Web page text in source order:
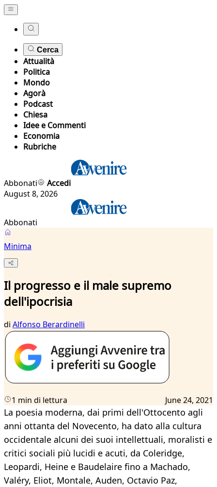
Cerca
Attualità
Politica
Mondo
Agorà
Podcast
Chiesa
Idee e Commenti
Economia
Rubriche
Abbonati
Accedi
August 8, 2026
Abbonati
Minima
Il progresso e il male supremo
dell'ipocrisia
di Alfonso Berardinelli
1 min di lettura June 24, 2021
La poesia moderna, dai primi dell'Ottocento agli
anni ottanta del Novecento, ha dato alla cultura
occidentale alcuni dei suoi intellettuali, moralisti e
critici sociali più lucidi e acuti, da Coleridge,
Leopardi, Heine e Baudelaire fino a Machado,
Valéry, Eliot, Montale, Auden, Octavio Paz,